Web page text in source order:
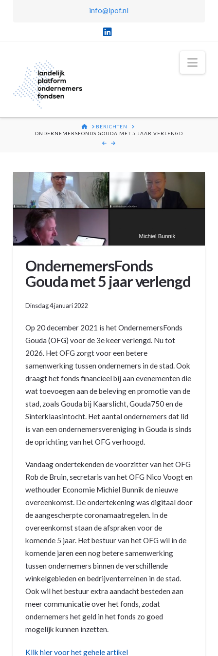
info@lpof.nl
HOMEBERICHTEN
ONDERNEMERSFONDS GOUDA MET 5 JAAR VERLENGD
OndernemersFonds
Gouda met 5 jaar verlengd
Dinsdag 4 januari 2022
Op 20 december 2021 is het OndernemersFonds
Gouda (OFG) voor de 3e keer verlengd. Nu tot
2026. Het OFG zorgt voor een betere
samenwerking tussen ondernemers in de stad. Ook
draagt het fonds financieel bij aan evenementen die
wat toevoegen aan de beleving en promotie van de
stad, zoals Gouda bij Kaarslicht, Gouda750 en de
Sinterklaasintocht. Het aantal ondernemers dat lid
is van een ondernemersvereniging in Gouda is sinds
de oprichting van het OFG verhoogd.
Vandaag ondertekenden de voorzitter van het OFG
Rob de Bruin, secretaris van het OFG Nico Voogt en
wethouder Economie Michiel Bunnik de nieuwe
overeenkomst. De ondertekening was digitaal door
de aangescherpte coronamaatregelen. In de
overeenkomst staan de afspraken voor de
komende 5 jaar. Het bestuur van het OFG wil in de
komende jaren een nog betere samenwerking
tussen ondernemers binnen de verschillende
winkelgebieden en bedrijventerreinen in de stad.
Ook wil het bestuur extra aandacht besteden aan
meer communicatie over het fonds, zodat
ondernemers het geld in het fonds zo goed
mogelijk kunnen inzetten.
Klik hier voor het gehele artikel